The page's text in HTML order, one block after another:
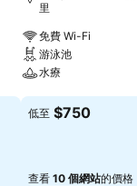
里
免費 Wi-Fi
游泳池
水療
查看價格
低至 $750
查看 10 個網站的價格